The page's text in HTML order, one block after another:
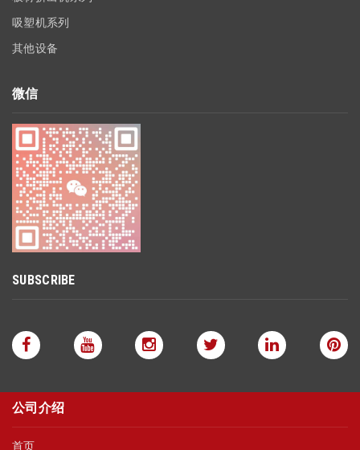
吸塑机系列
其他设备
微信
SUBSCRIBE
公司介绍
首页